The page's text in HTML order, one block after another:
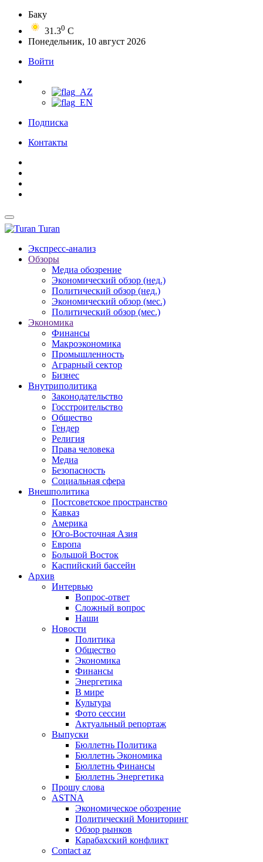
Баку
31.30 C
Понедельник, 10 август 2026
Войти
Подписка
Контакты
Turan
Экспресс-анализ
Обзоры
Медиа обозрение
Экономический обзор (нед.)
Политический обзор (нед.)
Экономический обзор (мес.)
Политический обзор (мес.)
Экономика
Финансы
Макроэкономика
Промышленность
Аграрный сектор
Бизнес
Внутриполитика
Законодательство
Госстроительство
Общество
Гендер
Религия
Права человека
Медиа
Безопасность
Социальная сфера
Внешполитика
Постсоветское пространство
Кавказ
Америка
Юго-Восточная Азия
Европа
Большой Восток
Каспийский бассейн
Архив
Интервью
Вопрос-ответ
Сложный вопрос
Наши
Новости
Политика
Общество
Экономика
Финансы
Энергетика
В мире
Культура
Фото сессии
Актуальный репортаж
Выпуски
Бюллетнь Политика
Бюллетнь Экономика
Бюллетнь Финансы
Бюллетнь Энергетика
Прошу слова
ASTNA
Экономическое обозрение
Политический Мониторинг
Обзор рынков
Карабахский конфликт
Contact az